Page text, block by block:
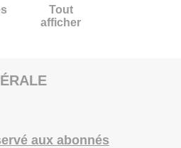
Tout
afficher
aux abonnés